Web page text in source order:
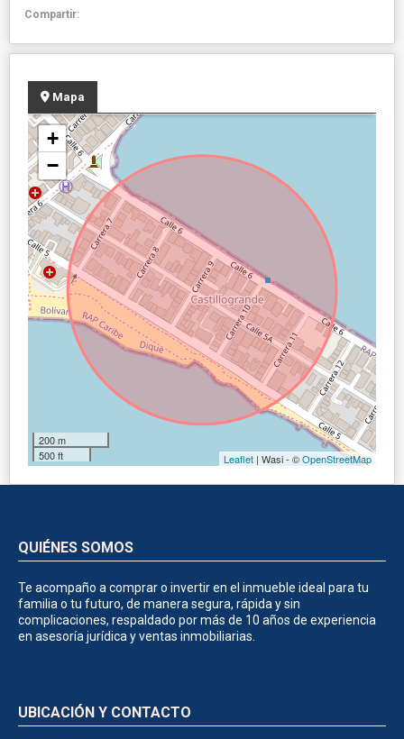
Compartir:
Mapa
+
−
200 m
500 ft
Leaflet | Wasi - ©OpenStreetMap
QUIÉNES SOMOS
Te acompaño a comprar o invertir en el inmueble ideal para tu
familia o tu futuro, de manera segura, rápida y sin
complicaciones, respaldado por más de 10 años de experiencia
en asesoría jurídica y ventas inmobiliarias.
UBICACIÓN Y CONTACTO